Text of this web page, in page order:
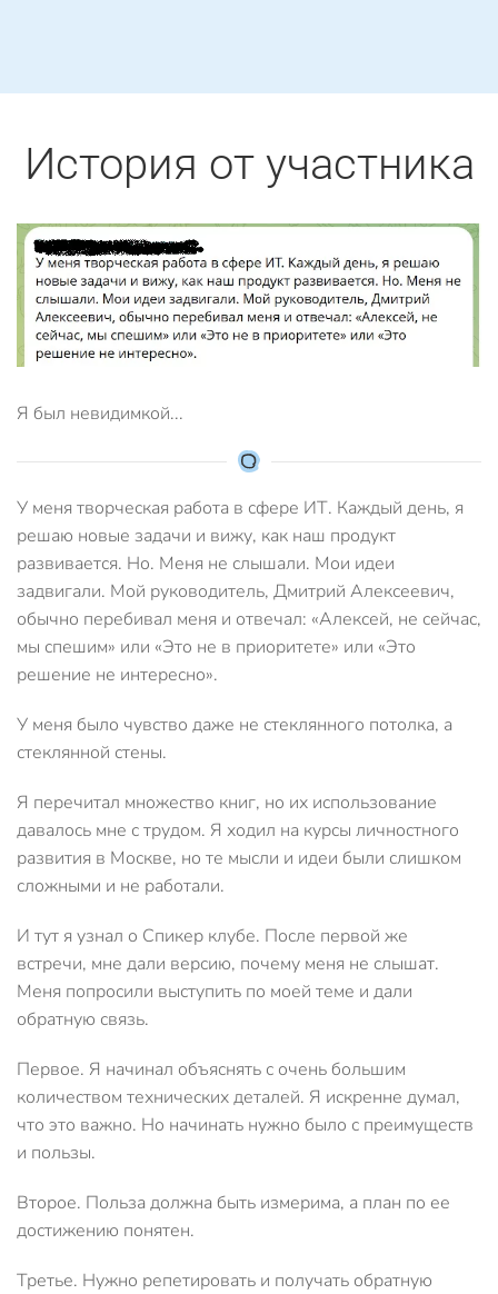
История от участника
Я был невидимкой...
У меня творческая работа в сфере ИТ. Каждый день, я
решаю новые задачи и вижу, как наш продукт
развивается. Но. Меня не слышали. Мои идеи
задвигали. Мой руководитель, Дмитрий Алексеевич,
обычно перебивал меня и отвечал: «Алексей, не сейчас,
мы спешим» или «Это не в приоритете» или «Это
решение не интересно».
У меня было чувство даже не стеклянного потолка, а
стеклянной стены.
Я перечитал множество книг, но их использование
давалось мне с трудом. Я ходил на курсы личностного
развития в Москве, но те мысли и идеи были слишком
сложными и не работали.
И тут я узнал о Спикер клубе. После первой же
встречи, мне дали версию, почему меня не слышат.
Меня попросили выступить по моей теме и дали
обратную связь.
Первое. Я начинал объяснять с очень большим
количеством технических деталей. Я искренне думал,
что это важно. Но начинать нужно было с преимуществ
и пользы.
Второе. Польза должна быть измерима, а план по ее
достижению понятен.
Третье. Нужно репетировать и получать обратную